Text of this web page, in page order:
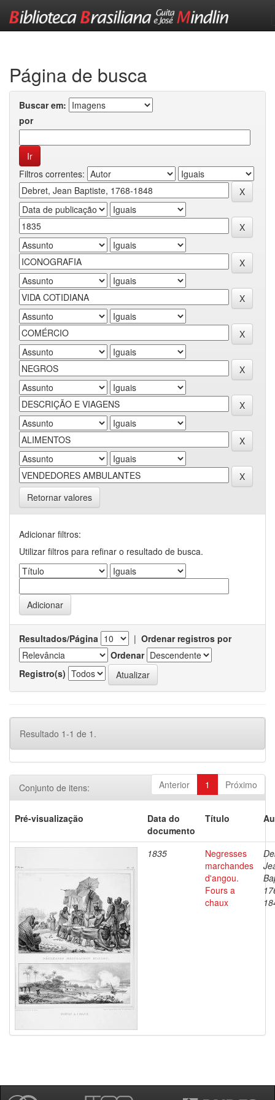
Página de busca
Buscar em:
por
Filtros correntes:
Retornar valores
Adicionar filtros:
Utilizar filtros para refinar o resultado de busca.
Resultados/Página | Ordenar registros por
Ordenar
Registro(s)
Resultado 1-1 de 1.
Anterior 1 Próximo
Conjunto de itens:
Pré-visualização
Data do
documento
Título
1835
Negresses
marchandes
d'angou.
Fours a
chaux